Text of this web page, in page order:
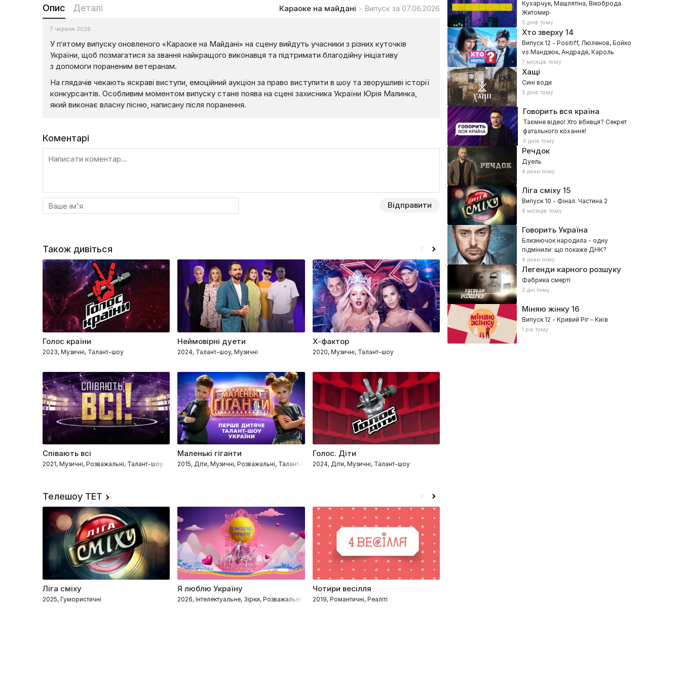
Опис Деталі Караоке на майдані Випуск за 07.06.2026
7 червня 2026
У п’ятому випуску оновленого «Караоке на Майдані» на сцену вийдуть учасники з різних куточків
України, щоб позмагатися за звання найкращого виконавця та підтримати благодійну ініціативу
з допомоги пораненим ветеранам.
На глядачів чекають яскраві виступи, емоційний аукціон за право виступити в шоу та зворушливі історії
конкурсантів. Особливим моментом випуску стане поява на сцені захисника України Юрія Малинка,
який виконає власну пісню, написану після поранення.
Коментарі
Відправити
Кухарчук, Машлятіна, Вікоброда.
Житомир
5 днів тому
Хто зверху14
Випуск 12 - Positiff, Люленов, Бойко
vs Мандзюк, Андраде, Кароль
7 місяців тому
Хащі
Сині води
5 днів тому
Говорить вся країна
Таємне відео! Хто вбивця? Секрет
фатального кохання!
6 днів тому
Речдок
Дуель
4 роки тому
Ліга сміху15
Випуск 10 - Фінал. Частина 2
8 місяців тому
Говорить Україна
Близнючок народила - одну
підмінили: що покаже ДНК?
4 роки тому
Легенди карного розшуку
Фабрика смерті
2 дні тому
Міняю жінку16
Випуск 12 - Кривий Ріг – Київ
1 рік тому
Також дивіться
Голос країни
2023, Музичні, Талант-шоу
Неймовірні дуети
2024, Талант-шоу, Музичні
Х-фактор
2020, Музичні, Талант-шоу
Співають всі
2021, Музичні, Розважальні, Талант-шоу
Маленькі гіганти
2015, Діти, Музичні, Розважальні, Талант-шоу, Танцювальні
Голос. Діти
2024, Діти, Музичні, Талант-шоу
Голос Казахстана
Телешоу ТЕТ
Ліга сміху
2025, Гумористичні
Я люблю Україну
2026, Інтелектуальне, Зірки, Розважальні, Пізнавальні
Чотири весілля
2019, Романтичні, Реаліті